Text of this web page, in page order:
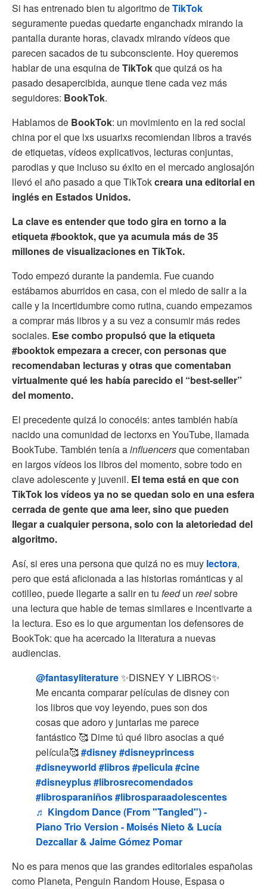
Si has entrenado bien tu algoritmo deTikTok
seguramente puedas quedarte enganchadx mirando la
pantalla durante horas, clavadx mirando vídeos que
parecen sacados de tu subconsciente. Hoy queremos
hablar de una esquina deTikTokque quizá os ha
pasado desapercibida, aunque tiene cada vez más
seguidores: BookTok.
Hablamos de BookTok: un movimiento en la red social
china por el que lxs usuarixs recomiendan libros a través
de etiquetas, vídeos explicativos, lecturas conjuntas,
parodias y que incluso su éxito en el mercado anglosajón
llevó el año pasado a que TikTokcreara una editorial en
inglés en Estados Unidos.
La clave es entender que todo gira en torno a la
etiqueta #booktok, que ya acumula más de 35
millones de visualizaciones en TikTok.
Todo empezó durante la pandemia. Fue cuando
estábamos aburridos en casa, con el miedo de salir a la
calle y la incertidumbre como rutina, cuando empezamos
a comprar más libros y a su vez a consumir más redes
sociales. Ese combo propulsó que la etiqueta
#booktok empezara a crecer, con personas que
recomendaban lecturas y otras que comentaban
virtualmente qué les había parecido el “best-seller”
del momento.
El precedente quizá lo conocéis: antes también había
nacido una comunidad de lectorxs en YouTube, llamada
BookTube. También tenía ainfluencersque comentaban
en largos vídeos los libros del momento, sobre todo en
clave adolescente y juvenil. El tema está en que con
TikTok los vídeos ya no se quedan solo en una esfera
cerrada de gente que ama leer, sino que pueden
llegar a cualquier persona, solo con la aletoriedad del
algoritmo.
Así, si eres una persona que quizá no es muy lectora,
pero que está aficionada a las historias románticas y al
cotilleo, puede llegarte a salir en tu feedun reelsobre
una lectura que hable de temas similares e incentivarte a
la lectura. Eso es lo que argumentan los defensores de
BookTok: que ha acercado la literatura a nuevas
audiencias.
@fantasyliterature✨DISNEY Y LIBROS✨
Me encanta comparar películas de disney con
los libros que voy leyendo, pues son dos
cosas que adoro y juntarlas me parece
fantástico 🥰 Dime tú qué libro asocias a qué
película🥰#disney#disneyprincess
#disneyworld #libros#pelicula#cine
#disneyplus#librosrecomendados
#librosparaniños#librosparaadolescentes
♬ Kingdom Dance (From "Tangled") -
Piano Trio Version - Moisés Nieto & Lucía
Dezcallar & Jaime Gómez Pomar
No es para menos que las grandes editoriales españolas
como Planeta, Penguin Random House, Espasa o